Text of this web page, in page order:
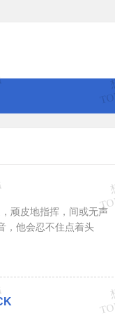
顽皮地指挥，间或无声
，他会忍不住点着头